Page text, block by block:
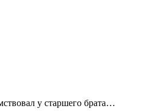
у старшего брата…